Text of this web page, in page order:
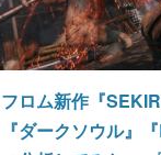
フロム新作『
『ダークソウル』